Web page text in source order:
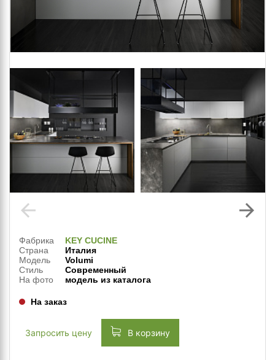
arrow_back arrow_forward
Фабрика
KEY CUCINE
Страна
Италия
Модель
Volumi
Стиль
Современный
На фото
модель из каталога
На заказ
Запросить цену В корзину